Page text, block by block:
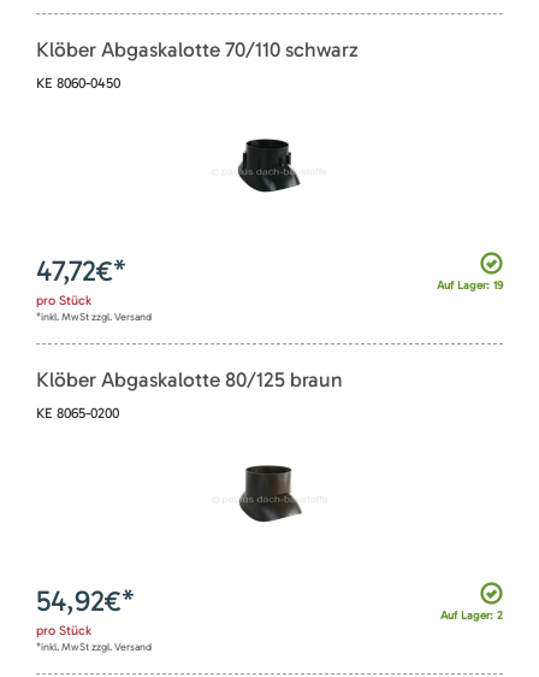
Klöber Abgaskalotte 70/110 schwarz
KE 8060-0450
Auf Lager: 19
47,72€*
pro Stück
*inkl. MwSt zzgl. Versand
Klöber Abgaskalotte 80/125 braun
KE 8065-0200
Auf Lager: 2
54,92€*
pro Stück
*inkl. MwSt zzgl. Versand